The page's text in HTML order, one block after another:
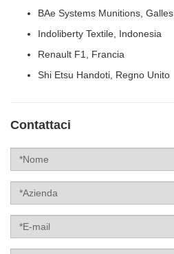
BAe Systems Munitions, Galles
Indoliberty Textile, Indonesia
Renault F1, Francia
Shi Etsu Handoti, Regno Unito
Contattaci
Label